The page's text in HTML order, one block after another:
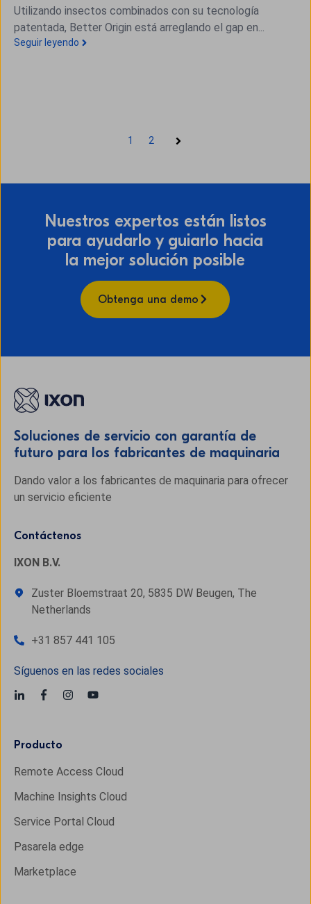
Utilizando insectos combinados con su tecnología
patentada, Better Origin está arreglando el gap en...
Seguir leyendo
1 2
Siguiente
Nuestros expertos están listos
para ayudarlo y guiarlo hacia
la mejor solución posible
Obtenga una demo
Soluciones de servicio con garantía de
futuro para los fabricantes de maquinaria
Dando valor a los fabricantes de maquinaria para ofrecer
un servicio eficiente
Contáctenos
IXON B.V.
Zuster Bloemstraat 20, 5835 DW Beugen, The
Netherlands
+31 857 441 105
Síguenos en las redes sociales
Producto
Remote Access Cloud
Machine Insights Cloud
Service Portal Cloud
Pasarela edge
Marketplace